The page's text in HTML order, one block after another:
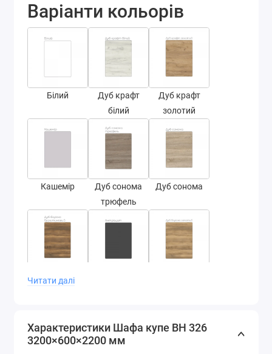
Варіанти кольорів
Білий
Дуб крафт
білий
Дуб крафт
золотий
Кашемір
Дуб сонома
трюфель
Дуб сонома
Дуб бароко
Читати далі
Характеристики Шафа купе ВН 326
3200×600×2200 мм